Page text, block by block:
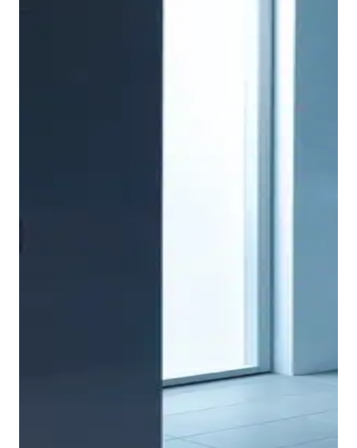
La ligereza y la sencillez también predominan en el